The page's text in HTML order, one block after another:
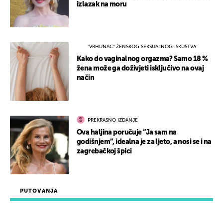
PUTOVANJA
izlazak na moru
"VRHUNAC" ŽENSKOG SEKSUALNOG ISKUSTVA
Kako do vaginalnog orgazma? Samo 18 %
žena može ga doživjeti isključivo na ovaj
način
PREKRASNO IZDANJE
Ova haljina poručuje “Ja sam na
godišnjem”, idealna je za ljeto, a nosi se i na
zagrebačkoj špici